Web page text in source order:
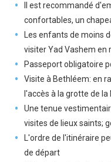
Il est recommandé
confortables, un
Les enfants de moins
visiter Yad Vashem en
Passeport obligatoire
Visite à Bethléem: en
l'accès à la grotte de
Une tenue
visites de lieux saints;
L'ordre de l'itinéraire
de départ